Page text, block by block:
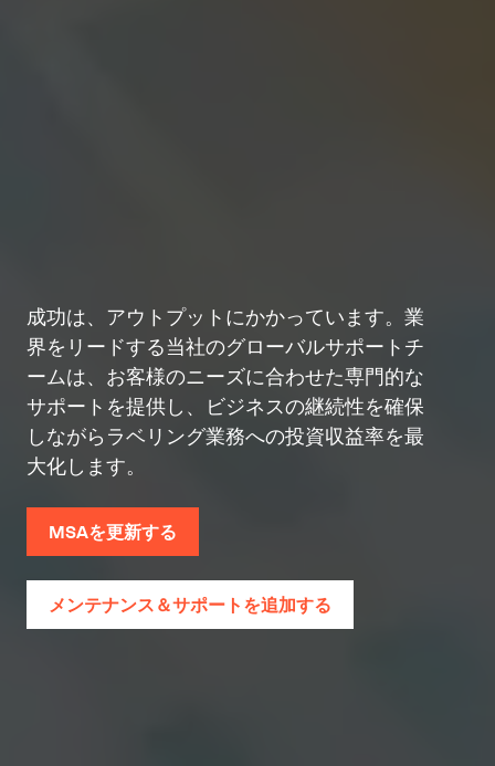
成功は、アウトプットにかかっています。業
界をリードする当社のグローバルサポートチ
ームは、お客様のニーズに合わせた専門的な
サポートを提供し、ビジネスの継続性を確保
しながらラベリング業務への投資収益率を最
大化します。
MSAを更新する
メンテナンス＆サポートを追加する